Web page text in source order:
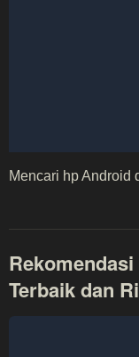
Mencari hp Android
Terbaik dan